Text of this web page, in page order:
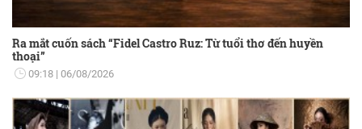
Ra mắt cuốn sách “Fidel Castro Ruz: Từ tuổi thơ đến huyền
thoại”
09:18 06/08/2026